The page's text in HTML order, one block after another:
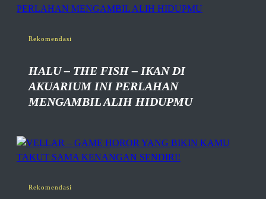
Rekomendasi
HALU – THE FISH – IKAN DI
AKUARIUM INI PERLAHAN
MENGAMBIL ALIH HIDUPMU
Rekomendasi